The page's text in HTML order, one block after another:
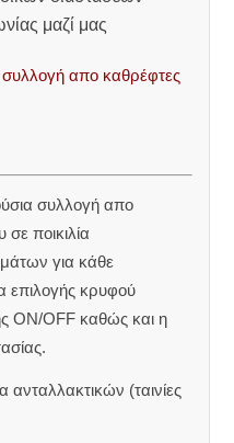
μαζί μας
συλλογή απο καθρέφτες
συλλογή απο
ποικιλία
για κάθε
επιλογής κρυφού
ON/OFF καθώς και η
ανταλλακτικών (ταινίες